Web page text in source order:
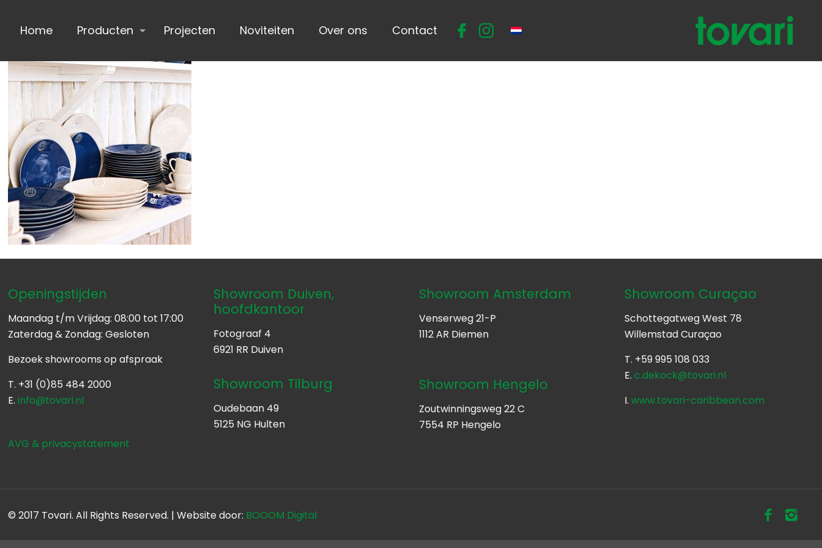
Home Producten Projecten Noviteiten Over ons Contact
Openingstijden
Maandag t/m Vrijdag: 08:00 tot 17:00
Zaterdag & Zondag: Gesloten
Bezoek showrooms op afspraak
T. +31 (0)85 484 2000
E.info@tovari.nl
AVG & privacystatement
Showroom Duiven,
hoofdkantoor
Fotograaf 4
6921 RR Duiven
Showroom Tilburg
Oudebaan 49
5125 NG Hulten
Showroom Amsterdam
Venserweg 21-P
1112 AR Diemen
Showroom Hengelo
Zoutwinningsweg 22 C
7554 RP Hengelo
Showroom Curaçao
Schottegatweg West 78
Willemstad Curaçao
T. +59 995 108 033
E.c.dekock@tovari.nl
I.www.tovari-caribbean.com
© 2017 Tovari. All Rights Reserved. | Website door: BOOOM Digital